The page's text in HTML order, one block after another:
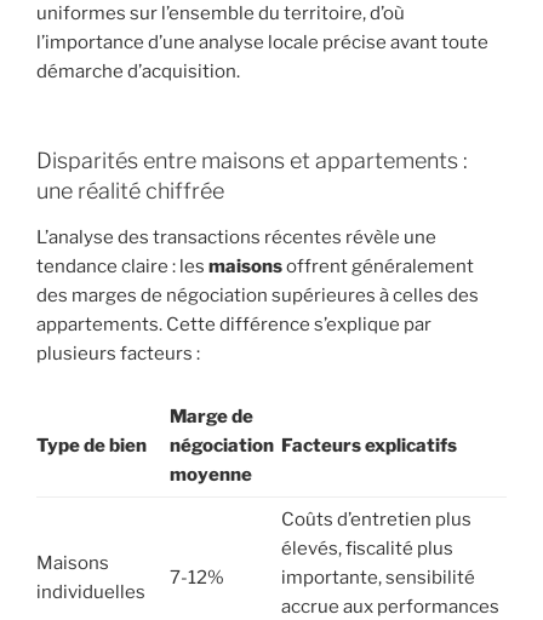
uniformes sur l’ensemble du territoire, d’où
l’importance d’une analyse locale précise avant toute
démarche d’acquisition.
Disparités entre maisons et appartements :
une réalité chiffrée
L’analyse des transactions récentes révèle une
tendance claire : les maisonsoffrent généralement
des marges de négociation supérieures à celles des
appartements. Cette différence s’explique par
plusieurs facteurs :
Type de bien
Marge de
négociation
moyenne
Facteurs explicatifs
Maisons
individuelles
7-12%
Coûts d’entretien plus
élevés, fiscalité plus
importante, sensibilité
accrue aux performances